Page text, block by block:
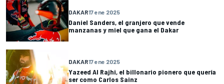
DAKAR17 ene 2025
Daniel Sanders, el granjero que vende
manzanas y miel que gana el Dakar
DAKAR17 ene 2025
Yazeed Al Rajhi, el billonario pionero que quería
ser como Carlos Sainz